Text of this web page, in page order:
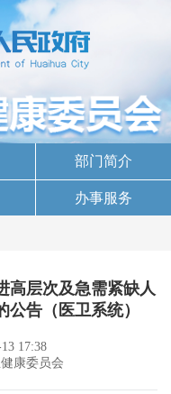
部门简介
办事服务
高层次及急需紧缺人
告（医卫系统）
17:38
康委员会